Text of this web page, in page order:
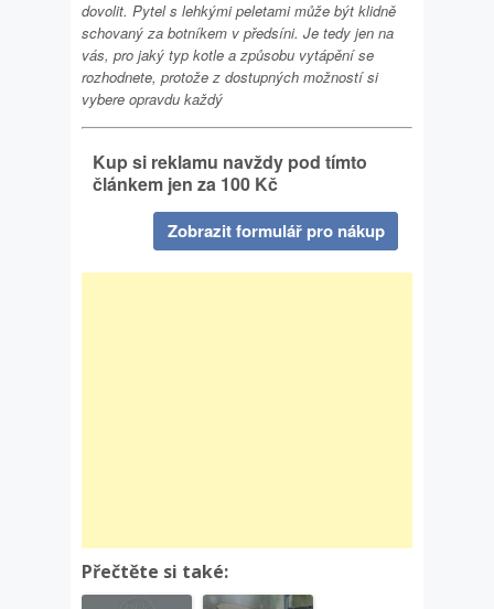
dovolit. Pytel s lehkými peletami může být klidně
schovaný za botníkem v předsíni. Je tedy jen na
vás, pro jaký typ kotle a způsobu vytápění se
rozhodnete, protože z dostupných možností si
vybere opravdu každý
Kup si reklamu navždy pod tímto
článkem jen za 100 Kč
Zobrazit formulář pro nákup
Přečtěte si také: